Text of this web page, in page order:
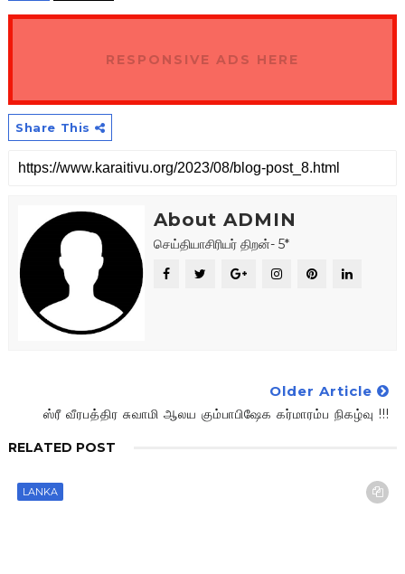
RESPONSIVE ADS HERE
Share This
About ADMIN
செய்தியாசிரியர் திறன்- 5*
Older Article
ஸ்ரீ வீரபத்திர சுவாமி ஆலய கும்பாபிஷேக கர்மாரம்ப நிகழ்வு !!!
RELATED POST
LANKA